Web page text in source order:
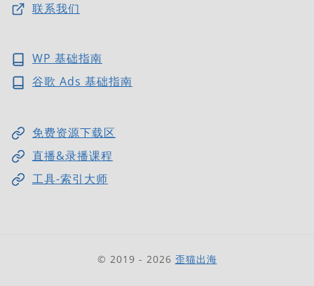
联系我们
WP 基础指南
谷歌 Ads 基础指南
免费资源下载区
直播&录播课程
工具-索引大师
© 2019 - 2026 歪猫出海